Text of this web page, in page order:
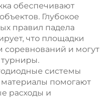
обеспечивают
Глубокое
правил падела
что площадки
соревнований и могут
системы
помогают
расходы и